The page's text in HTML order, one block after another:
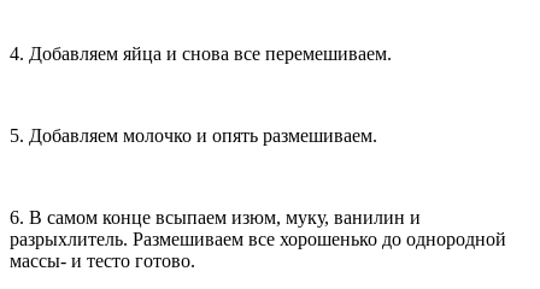
4. Добавляем яйца и снова все перемешиваем.
5. Добавляем молочко и опять размешиваем.
6. В самом конце всыпаем изюм, муку, ванилин и
разрыхлитель. Размешиваем все хорошенько до однородной
массы- и тесто готово.